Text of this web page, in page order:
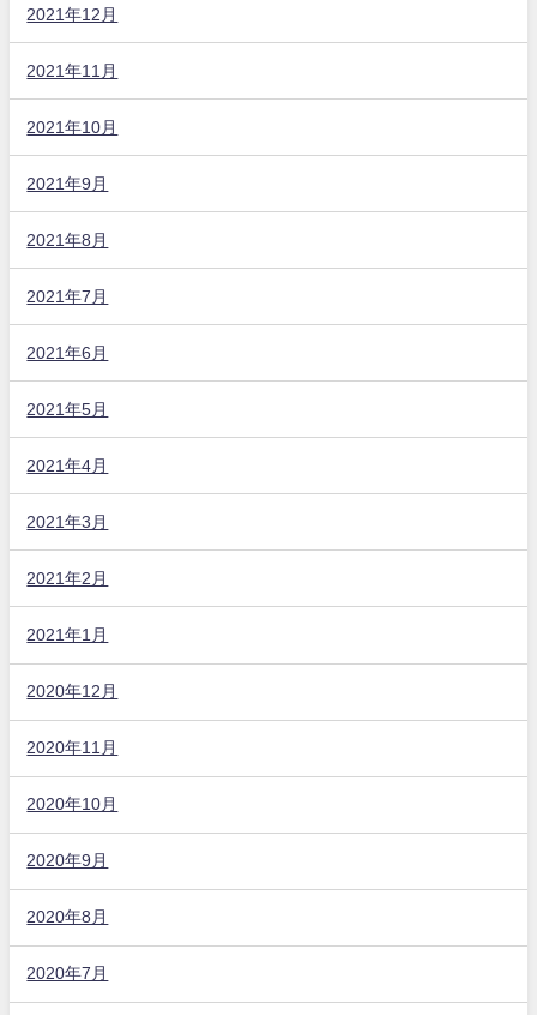
2021年12月
2021年11月
2021年10月
2021年9月
2021年8月
2021年7月
2021年6月
2021年5月
2021年4月
2021年3月
2021年2月
2021年1月
2020年12月
2020年11月
2020年10月
2020年9月
2020年8月
2020年7月